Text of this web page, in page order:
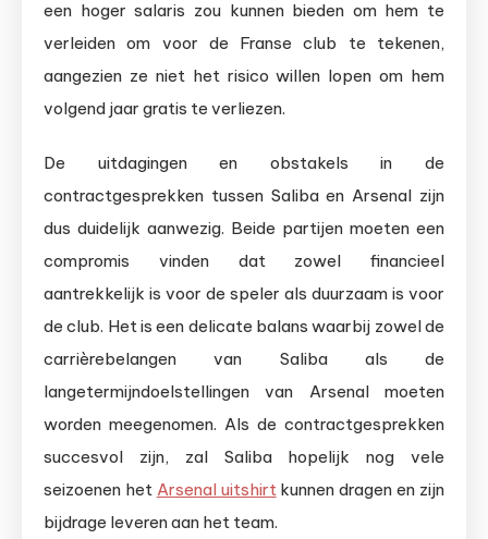
een hoger salaris zou kunnen bieden om hem te
verleiden om voor de Franse club te tekenen,
aangezien ze niet het risico willen lopen om hem
volgend jaar gratis te verliezen.
De uitdagingen en obstakels in de
contractgesprekken tussen Saliba en Arsenal zijn
dus duidelijk aanwezig. Beide partijen moeten een
compromis vinden dat zowel financieel
aantrekkelijk is voor de speler als duurzaam is voor
de club. Het is een delicate balans waarbij zowel de
carrièrebelangen van Saliba als de
langetermijndoelstellingen van Arsenal moeten
worden meegenomen. Als de contractgesprekken
succesvol zijn, zal Saliba hopelijk nog vele
seizoenen het Arsenal uitshirtkunnen dragen en zijn
bijdrage leveren aan het team.